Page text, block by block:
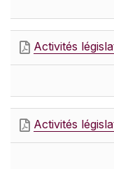
Activités
Activités